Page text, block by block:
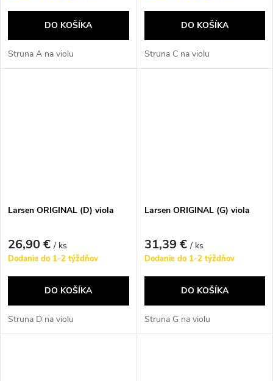
DO KOŠÍKA
Struna A na violu
DO KOŠÍKA
Struna C na violu
Larsen ORIGINAL (D) viola
26,90 €/ ks
Dodanie do 1-2 týždňov
DO KOŠÍKA
Struna D na violu
Larsen ORIGINAL (G) viola
31,39 €/ ks
Dodanie do 1-2 týždňov
DO KOŠÍKA
Struna G na violu